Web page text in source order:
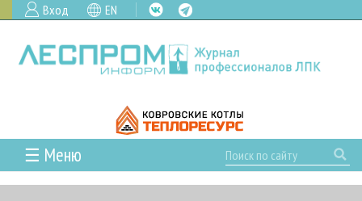
Вход EN
☰ Меню
ГЛАВНАЯ